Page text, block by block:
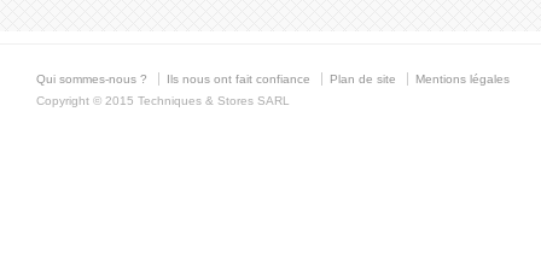
Qui sommes-nous ? Ils nous ont fait confiance Plan de site
Mentions légales
Copyright © 2015 Techniques & Stores SARL